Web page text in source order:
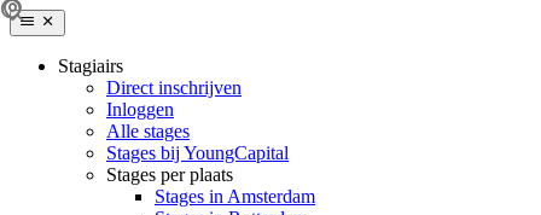
Stagiairs
Direct inschrijven
Inloggen
Alle stages
Stages bij YoungCapital
Stages per plaats
Stages in Amsterdam